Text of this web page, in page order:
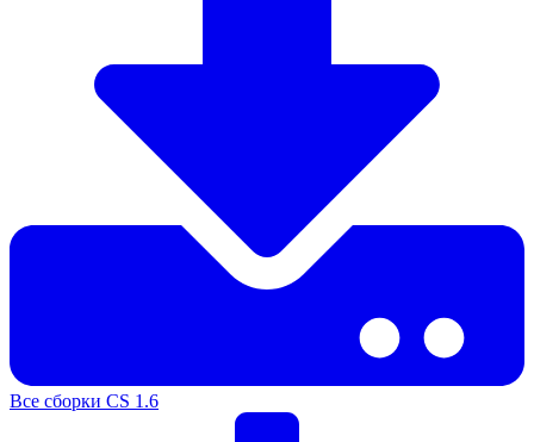
Все сборки CS 1.6